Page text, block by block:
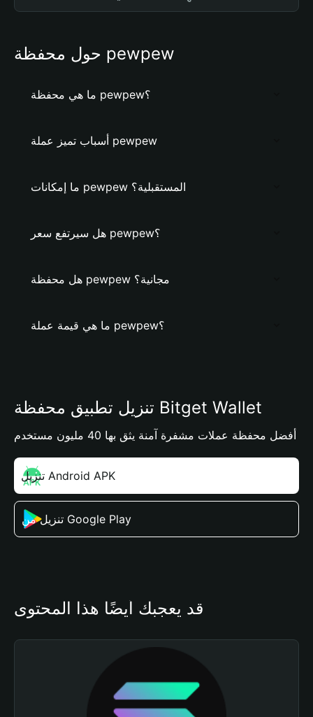
حول محفظة pewpew
ما هي محفظة pewpew؟
أسباب تميز عملة pewpew
ما إمكانات pewpew المستقبلية؟
هل سيرتفع سعر pewpew؟
هل محفظة pewpew مجانية؟
ما هي قيمة عملة pewpew؟
تنزيل تطبيق محفظة Bitget Wallet
أفضل محفظة عملات مشفرة آمنة يثق بها 40 مليون مستخدم
تنزيل Android APK
تنزيل من Google Play
قد يعجبك أيضًا هذا المحتوى